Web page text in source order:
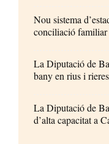
Nou sistema
conciliació familiar
La Diputació de
bany en rius i
La Diputació de
d’alta capacitat a